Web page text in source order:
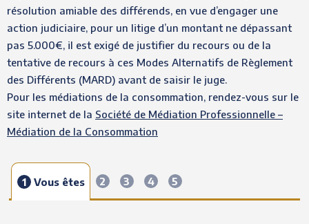
résolution amiable des différends, en vue d’engager une
action judiciaire, pour un litige d’un montant ne dépassant
pas 5.000€, il est exigé de justifier du recours ou de la
tentative de recours à ces Modes Alternatifs de Règlement
des Différents (MARD) avant de saisir le juge.
Pour les médiations de la consommation, rendez-vous sur le
site internet de la Société de Médiation Professionnelle –
Médiation de la Consommation
1 Vous êtes 2 3 4 5